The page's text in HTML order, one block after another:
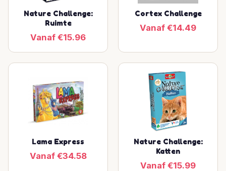
Nature Challenge:
Ruimte
Vanaf €15.96
Cortex Challenge
Vanaf €14.49
Lama Express
Vanaf €34.58
Nature Challenge:
Katten
Vanaf €15.99